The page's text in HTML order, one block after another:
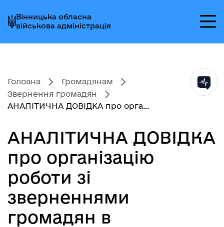
до
головного
меню
до
головного
вмісту
до
головного
колонтитула
Вінницька обласна
військова адміністрація
Головна
Громадянам
Звернення громадян
АНАЛІТИЧНА ДОВІДКА про орга...
АНАЛІТИЧНА ДОВІДКА
про організацію
роботи зі
зверненнями
громадян в